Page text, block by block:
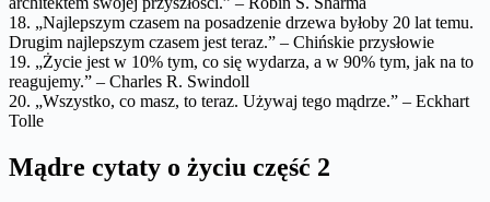
18. „Najlepszym czasem na posadzenie drzewa byłoby 20 lat temu.
Drugim najlepszym czasem jest teraz.” – Chińskie przysłowie
19. „Życie jest w 10% tym, co się wydarza, a w 90% tym, jak na to
reagujemy.” – Charles R. Swindoll
20. „Wszystko, co masz, to teraz. Używaj tego mądrze.” – Eckhart
Tolle
Mądre cytaty o życiu część 2